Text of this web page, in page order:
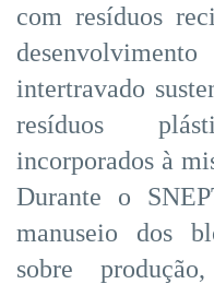
com resíduos
intertravado
resíduos
incorporados à
Durante o
manuseio dos
sobre